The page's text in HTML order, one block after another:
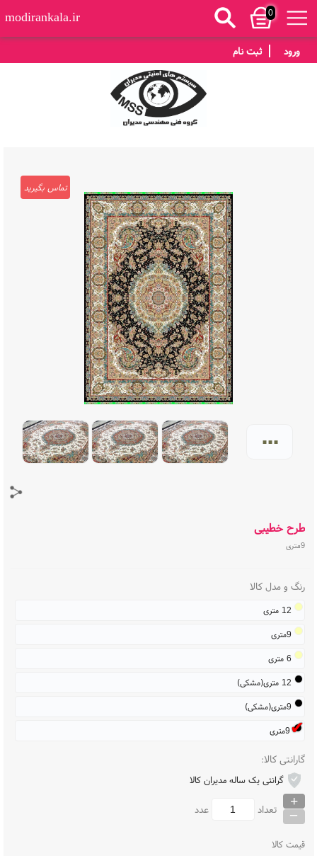
0
modirankala.ir
ورود ثبت نام
تماس بگیرید
...
طرح خطیبی
9متری
رنگ و مدل کالا
12 متری
9متری
6 متری
12 متری(مشکی)
9متری(مشکی)
9متری
گارانتی کالا:
گرانتی یک ساله مدیران کالا
تعداد
+
_ عدد
قیمت کالا